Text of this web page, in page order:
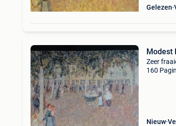
Gelezen
Zeer
160
Nieuw